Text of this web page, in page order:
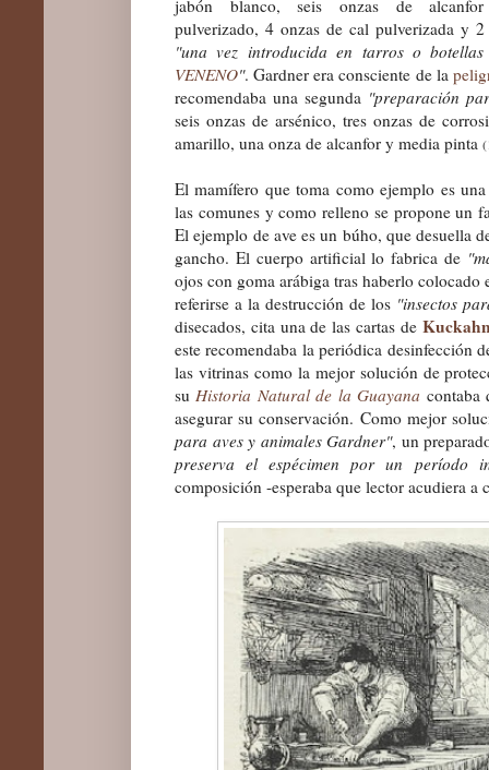
jabón blanco, seis onzas de
pulverizado, 4 onzas de cal pulverizada y
"una vez introducida en tarros o
VENENO". Gardner era consciente de la
recomendaba una segunda "preparación
seis onzas de arsénico, tres onzas de
amarillo, una onza de alcanfor y media pinta (
El mamífero que toma como ejemplo es
las comunes y como relleno se propone un
El ejemplo de ave es un búho, que desuella
gancho. El cuerpo artificial lo fabrica de
ojos con goma arábiga tras haberlo colocado
referirse a la destrucción de los "insectos
disecados, cita una de las cartas de
este recomendaba la periódica desinfección
las vitrinas como la mejor solución de
su Historia Natural de la Guayana contaba
asegurar su conservación. Como mejor
para aves y animales Gardner", un
preserva el espécimen por un período
composición -esperaba que lector acudiera a